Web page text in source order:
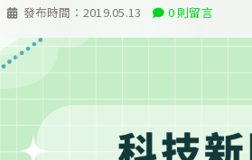
發布時間： 2019.05.13 0 則留言